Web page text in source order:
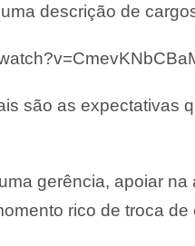
descrição de
são as expectativas
gerência, apoiar na
rico de troca de